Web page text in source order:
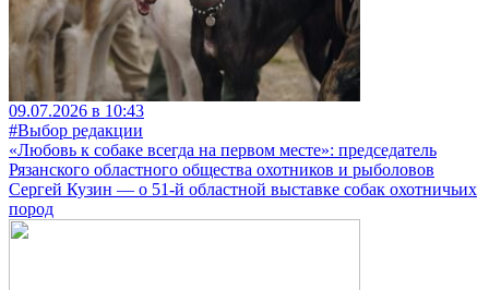
09.07.2026 в 10:43
#Выбор редакции
«Любовь к собаке всегда на первом месте»: председатель
Рязанского областного общества охотников и рыболовов
Сергей Кузин — о 51-й областной выставке собак охотничьих
пород